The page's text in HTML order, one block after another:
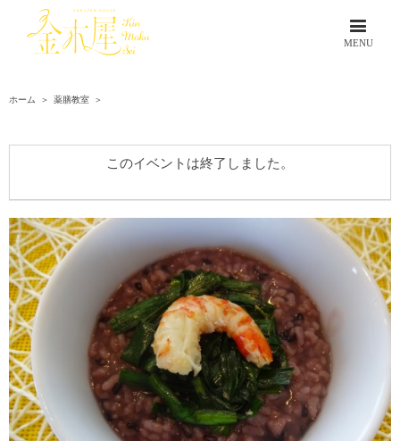
ホーム ＞ 薬膳教室 ＞
このイベントは終了しました。